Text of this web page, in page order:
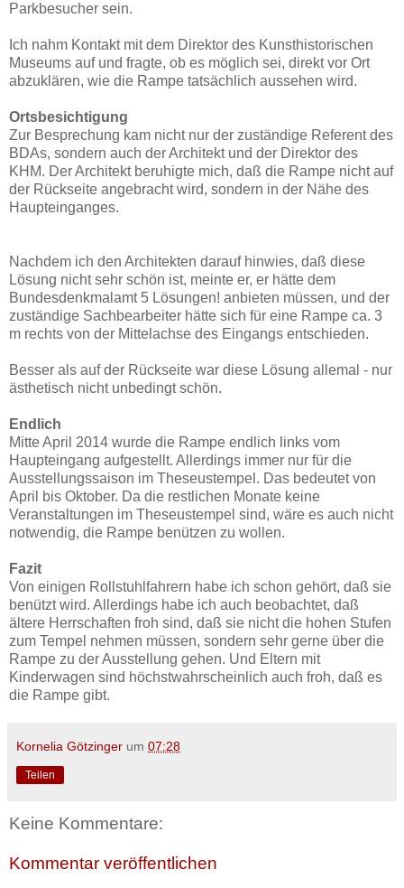
Parkbesucher sein.
Ich nahm Kontakt mit dem Direktor des Kunsthistorischen
Museums auf und fragte, ob es möglich sei, direkt vor Ort
abzuklären, wie die Rampe tatsächlich aussehen wird.
Ortsbesichtigung
Zur Besprechung kam nicht nur der zuständige Referent des
BDAs, sondern auch der Architekt und der Direktor des
KHM. Der Architekt beruhigte mich, daß die Rampe nicht auf
der Rückseite angebracht wird, sondern in der Nähe des
Haupteinganges.
Nachdem ich den Architekten darauf hinwies, daß diese
Lösung nicht sehr schön ist, meinte er, er hätte dem
Bundesdenkmalamt 5 Lösungen! anbieten müssen, und der
zuständige Sachbearbeiter hätte sich für eine Rampe ca. 3
m rechts von der Mittelachse des Eingangs entschieden.
Besser als auf der Rückseite war diese Lösung allemal - nur
ästhetisch nicht unbedingt schön.
Endlich
Mitte April 2014 wurde die Rampe endlich links vom
Haupteingang aufgestellt. Allerdings immer nur für die
Ausstellungssaison im Theseustempel. Das bedeutet von
April bis Oktober. Da die restlichen Monate keine
Veranstaltungen im Theseustempel sind, wäre es auch nicht
notwendig, die Rampe benützen zu wollen.
Fazit
Von einigen Rollstuhlfahrern habe ich schon gehört, daß sie
benützt wird. Allerdings habe ich auch beobachtet, daß
ältere Herrschaften froh sind, daß sie nicht die hohen Stufen
zum Tempel nehmen müssen, sondern sehr gerne über die
Rampe zu der Ausstellung gehen. Und Eltern mit
Kinderwagen sind höchstwahrscheinlich auch froh, daß es
die Rampe gibt.
Kornelia Götzinger um 07:28
Teilen
Keine Kommentare:
Kommentar veröffentlichen